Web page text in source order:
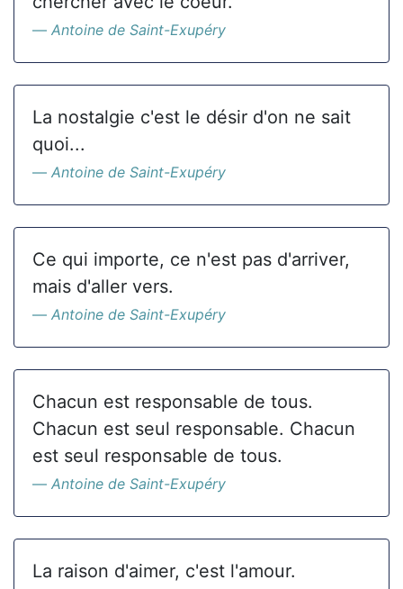
Antoine de Saint-Exupéry
La nostalgie c'est le désir d'on ne sait
quoi...
Antoine de Saint-Exupéry
Ce qui importe, ce n'est pas d'arriver,
mais d'aller vers.
Antoine de Saint-Exupéry
Chacun est responsable de tous.
Chacun est seul responsable. Chacun
est seul responsable de tous.
Antoine de Saint-Exupéry
La raison d'aimer, c'est l'amour.